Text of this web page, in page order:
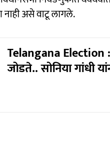
असे वाटू लागले.
Telangana Election
जोडते.. सोनिया गांधी